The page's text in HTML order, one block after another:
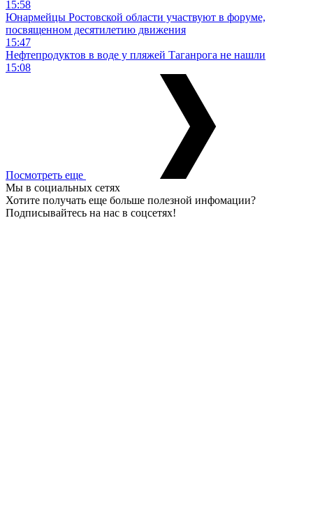
15:58
Юнармейцы Ростовской области участвуют в форуме,
посвященном десятилетию движения
15:47
Нефтепродуктов в воде у пляжей Таганрога не нашли
15:08
Посмотреть еще
Мы в социальных сетях
Хотите получать еще больше полезной инфомации?
Подписывайтесь на нас в соцсетях!